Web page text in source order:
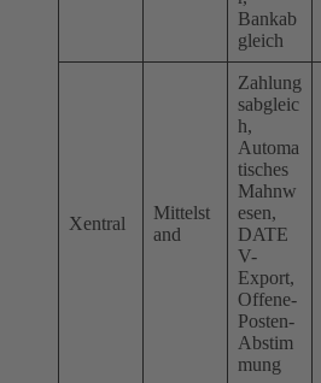
Bankab
gleich
Xentral
Mittelst
and
Zahlung
sabgleic
h,
Automa
tisches
Mahnw
esen,
DATE
V-
Export,
Offene-
Posten-
Abstim
mung